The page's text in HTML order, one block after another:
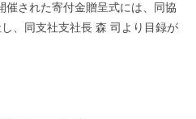
催された寄付金贈呈式には、同協
、同支社支社長 森 司より目録が